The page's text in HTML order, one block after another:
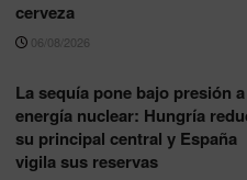
cerveza
06/08/2026
La sequía pone bajo presión
energía nuclear: Hungría
su principal central y España
vigila sus reservas